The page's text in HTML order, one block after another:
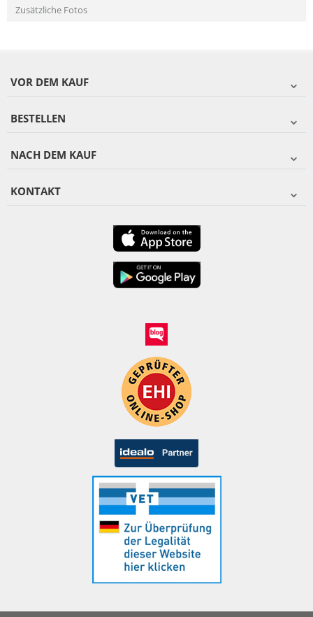
Zusätzliche Fotos
VOR DEM KAUF
BESTELLEN
NACH DEM KAUF
KONTAKT